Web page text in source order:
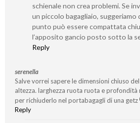
schienale non crea problemi. Se
un piccolo bagagliaio, suggeriamo
punto può essere compattata
l’apposito gancio posto sotto la
Reply
serenella
Salve vorrei sapere le dimensioni chiuso
altezza. larghezza ruota ruota e profondità
per richiuderlo nel portabagagli di una getz
Reply